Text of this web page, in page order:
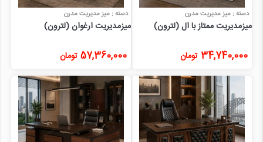
دسته : میز مدیریت مدرن
میزمدیریت ممتاز با ال (لترون)
34,740,000 تومان
دسته : میز مدیریت مدرن
میزمدیریت ارغوان (لترون)
57,360,000 تومان